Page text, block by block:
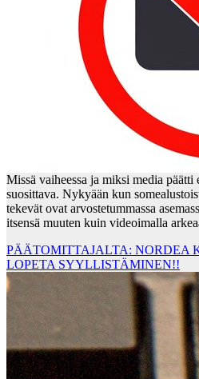
Missä vaiheessa ja miksi media päätti
suosittava. Nykyään kun
tekevät ovat arvostetummassa
itsensä muuten kuin videoimalla
PÄÄTOMITTAJALTA: NORDEA
LOPETA SYYLLISTÄMINEN!!